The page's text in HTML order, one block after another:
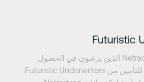
يمكن لعملاء Netradyne الذين يرغبون في الحصول
على عرض أسعار للتأمين من Futuristic Underwriters